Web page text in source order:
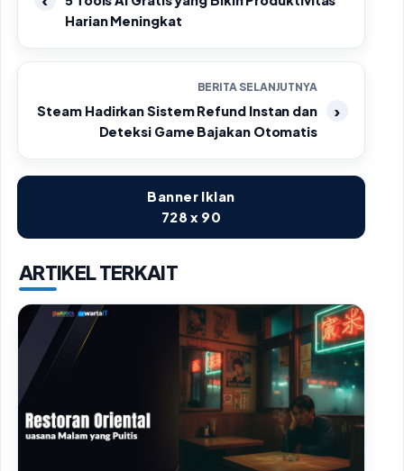
Harian Meningkat
BERITA SELANJUTNYA
Steam Hadirkan Sistem Refund Instan dan
Deteksi Game Bajakan Otomatis
Banner Iklan
728 x 90
ARTIKEL TERKAIT